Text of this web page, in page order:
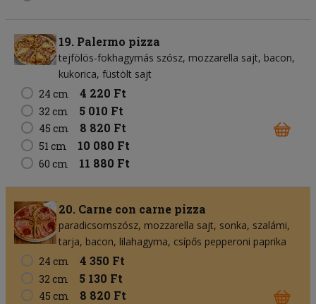
19. Palermo pizza
tejfölös-fokhagymás szósz mozzarella sajt bacon
kukorica füstölt sajt
24 cm
4 220 Ft
32 cm 5 010 Ft
45 cm 8 820 Ft
51 cm 10 080 Ft
60 cm 11 880 Ft
20. Carne con carne pizza
paradicsomszósz mozzarella sajt sonka szalámi
tarja bacon lilahagyma csípős pepperoni paprika
24 cm
4 350 Ft
32 cm 5 130 Ft
45 cm 8 820 Ft